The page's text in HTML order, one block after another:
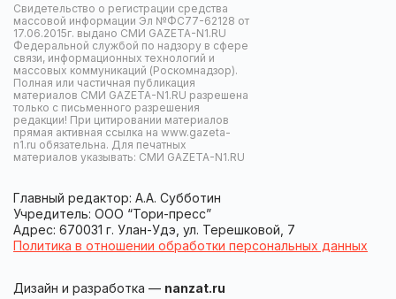
Свидетельство о регистрации средства
массовой информации Эл №ФС77-62128 от
17.06.2015г. выдано СМИ GAZETA-N1.RU
Федеральной службой по надзору в сфере
связи, информационных технологий и
массовых коммуникаций (Роскомнадзор).
Полная или частичная публикация
материалов СМИ GAZETA-N1.RU разрешена
только с письменного разрешения
редакции! При цитировании материалов
прямая активная ссылка на www.gazeta-
n1.ru обязательна. Для печатных
материалов указывать: СМИ GAZETA-N1.RU
Главный редактор: А.А. Субботин
Учредитель: ООО “Тори-пресс”
Адрес: 670031 г. Улан-Удэ, ул. Терешковой, 7
Политика в отношении обработки персональных данных
Дизайн и разработка — nanzat.ru